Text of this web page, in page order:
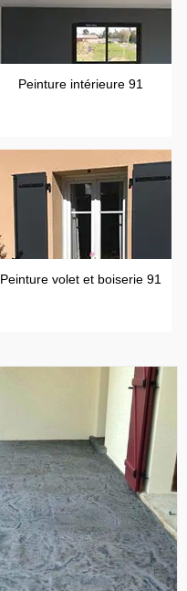
Peinture intérieure 91
Peinture volet et boiserie 91